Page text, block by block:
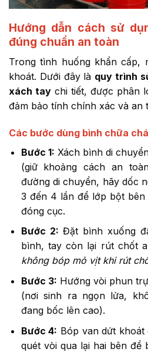
Hướng dẫn cách sử
đúng chuẩn an toàn
Trong tình huống khẩn cấp,
khoát. Dưới đây là quy trình
xách tay chi tiết, được phân
đảm bảo tính chính xác và an
Các bước dùng bình chữa
Bước 1: Xách bình di
(giữ khoảng cách an
đường di chuyển, hãy dốc
3 đến 4 lần để lớp bột
đóng cục.
Bước 2: Đặt bình xuống
bình, tay còn lại rút chốt
không bóp mỏ vịt khi rút
Bước 3: Hướng vòi phun
(nơi sinh ra ngọn lửa,
đang bốc lên cao).
Bước 4: Bóp van dứt
quét vòi qua lại hai bên để